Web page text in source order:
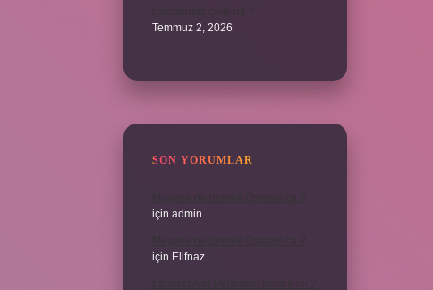
Temmuz 2, 2026
SON YORUMLAR
için admin
için Elifnaz